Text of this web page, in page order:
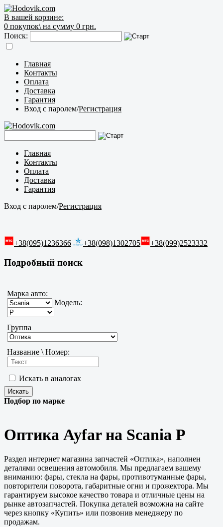
В вашей корзине:
0 покупок\ на сумму 0 грн.
Поиск:
Главная
Контакты
Оплата
Доставка
Гарантия
Вход с паролем/Регистрация
Главная
Контакты
Оплата
Доставка
Гарантия
Вход с паролем/Регистрация
+38(095)1236366 +38(098)1302705 +38(099)2523332
Подробный поиск
Марка авто:
Модель:
Группа
Название \ Номер:
Искать в аналогах
Подбор по марке
Оптика Ayfar на Scania P
Раздел интернет магазина запчастей «Оптика», наполнен
деталями освещения автомобиля. Мы предлагаем вашему
вниманию: фары, стекла на фары, противотуманные фары,
повторители поворота, габаритные огни и прожектора. Мы
гарантируем высокое качество товара и отличные цены на
рынке автозапчастей. Покупка деталей возможна на сайте
через кнопку «Купить» или позвонив менеджеру по
продажам.